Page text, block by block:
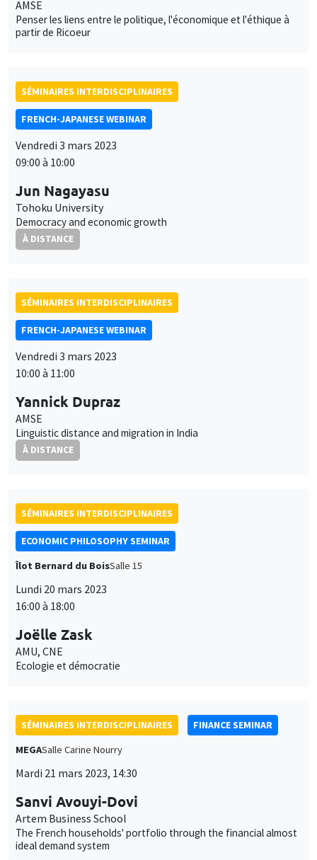
AMSE
Penser les liens entre le politique, l'économique et l'éthique à
partir de Ricoeur
SÉMINAIRES INTERDISCIPLINAIRES
FRENCH-JAPANESE WEBINAR
Vendredi 3 mars 2023
09:00 à 10:00
Jun Nagayasu
Tohoku University
Democracy and economic growth
À DISTANCE
SÉMINAIRES INTERDISCIPLINAIRES
FRENCH-JAPANESE WEBINAR
Vendredi 3 mars 2023
10:00 à 11:00
Yannick Dupraz
AMSE
Linguistic distance and migration in India
À DISTANCE
SÉMINAIRES INTERDISCIPLINAIRES
ECONOMIC PHILOSOPHY SEMINAR
Îlot Bernard du BoisSalle 15
Lundi 20 mars 2023
16:00 à 18:00
Joëlle Zask
AMU, CNE
Ecologie et démocratie
SÉMINAIRES INTERDISCIPLINAIRES
FINANCE SEMINAR
MEGASalle Carine Nourry
Mardi 21 mars 2023, 14:30
Sanvi Avouyi-Dovi
Artem Business School
The French households' portfolio through the financial almost
ideal demand system
Utilisation
des
données
Ce site utilise des cookies et des services tiers pour garantir son bon
fonctionnement, analyser la fréquentation du site et proposer des
contenus multimédias. Vous êtes libre d’accepter, de refuser ou de
personnaliser l’utilisation de ces services. Votre choix pourra être
modifié à tout moment depuis le lien « Gestion des cookies »
accessible en bas de page. Pour en savoir plus, consultez notre